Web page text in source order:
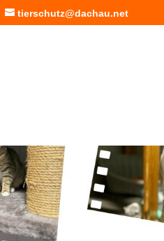
tierschutz@dachau.net